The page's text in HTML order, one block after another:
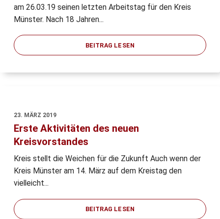
am 26.03.19 seinen letzten Arbeitstag für den Kreis
Münster. Nach 18 Jahren...
BEITRAG LESEN
23. MÄRZ 2019
Erste Aktivitäten des neuen
Kreisvorstandes
Kreis stellt die Weichen für die Zukunft Auch wenn der
Kreis Münster am 14. März auf dem Kreistag den
vielleicht...
BEITRAG LESEN